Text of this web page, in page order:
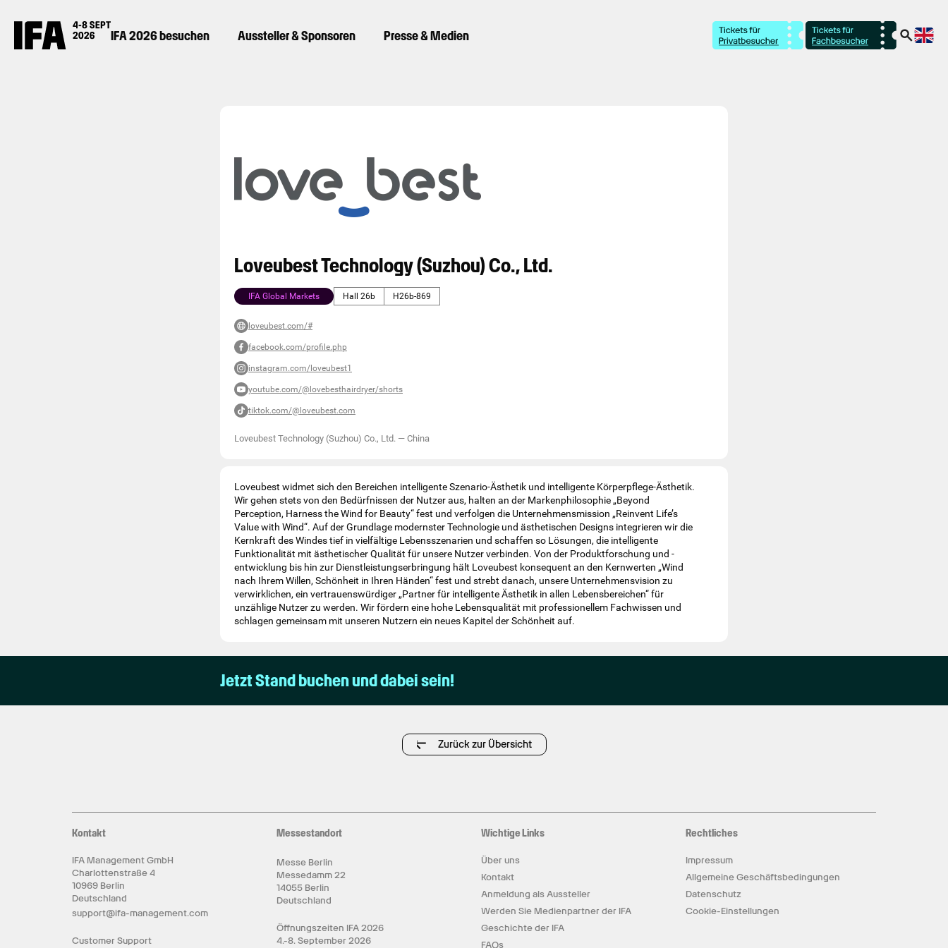
IFA 2026 besuchen Aussteller & Sponsoren Presse & Medien
Loveubest Technology (Suzhou) Co., Ltd.
IFA Global Markets Hall 26b H26b-869
loveubest.com/#
facebook.com/profile.php
instagram.com/loveubest1
youtube.com/@lovebesthairdryer/shorts
tiktok.com/@loveubest.com
Loveubest Technology (Suzhou) Co., Ltd. — China
Loveubest widmet sich den Bereichen intelligente Szenario-Ästhetik und intelligente Körperpflege-Ästhetik.
Wir gehen stets von den Bedürfnissen der Nutzer aus, halten an der Markenphilosophie „Beyond
Perception, Harness the Wind for Beauty“ fest und verfolgen die Unternehmensmission „Reinvent Life’s
Value with Wind“. Auf der Grundlage modernster Technologie und ästhetischen Designs integrieren wir die
Kernkraft des Windes tief in vielfältige Lebensszenarien und schaffen so Lösungen, die intelligente
Funktionalität mit ästhetischer Qualität für unsere Nutzer verbinden. Von der Produktforschung und -
entwicklung bis hin zur Dienstleistungserbringung hält Loveubest konsequent an den Kernwerten „Wind
nach Ihrem Willen, Schönheit in Ihren Händen“ fest und strebt danach, unsere Unternehmensvision zu
verwirklichen, ein vertrauenswürdiger „Partner für intelligente Ästhetik in allen Lebensbereichen“ für
unzählige Nutzer zu werden. Wir fördern eine hohe Lebensqualität mit professionellem Fachwissen und
schlagen gemeinsam mit unseren Nutzern ein neues Kapitel der Schönheit auf.
Jetzt Stand buchen und dabei sein!
Zurück zur Übersicht
Kontakt
IFA Management GmbH
Charlottenstraße 4
10969 Berlin
Deutschland
support@ifa-management.com
Customer Support
Messestandort
Messe Berlin
Messedamm 22
14055 Berlin
Deutschland
Öffnungszeiten IFA 2026
4.-8. September 2026
Wichtige Links
Über uns
Kontakt
Anmeldung als Aussteller
Werden Sie Medienpartner der IFA
Geschichte der IFA
FAQs
Rechtliches
Impressum
Allgemeine Geschäftsbedingungen
Datenschutz
Cookie-Einstellungen